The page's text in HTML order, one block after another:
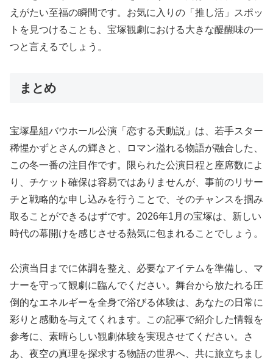
えがたい至福の瞬間です。お気に入りの「推し活」スポッ
トを見つけることも、宝塚観劇における大きな醍醐味の一
つと言えるでしょう。
まとめ
宝塚星組バウホール公演「恋する天動説」は、若手スター
稀惺かずとさんの輝きと、ロマン溢れる物語が融合した、
この冬一番の注目作です。限られた公演日程と座席数によ
り、チケット確保は容易ではありませんが、事前のリサー
チと戦略的な申し込みを行うことで、そのチャンスを掴み
取ることができるはずです。2026年1月の宝塚は、新しい
時代の幕開けを感じさせる熱気に包まれることでしょう。
公演当日までに体調を整え、必要なアイテムを準備し、マ
ナーを守って観劇に臨んでください。舞台から放たれる圧
倒的なエネルギーを全身で浴びる体験は、あなたの日常に
彩りと感動を与えてくれます。この記事で紹介した情報を
参考に、素晴らしい観劇体験を実現させてください。さ
あ、夜空の真理を探求する物語の世界へ、共に旅立ちまし